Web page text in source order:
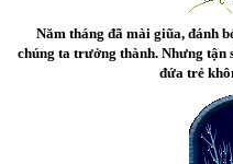
Năm tháng đã mài giũa, đánh
chúng ta trưởng thành. Nhưng
đứa trẻ